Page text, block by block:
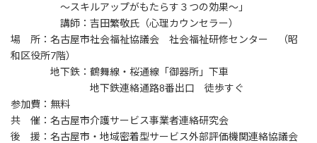
～スキルアップがもたらす３つの効果～」
講師：吉田繁敬氏（心理カウンセラー）
場 所：名古屋市社会福祉協議会 社会福祉研修センター （昭
和区役所7階）
地下鉄：鶴舞線・桜通線「御器所」下車
地下鉄連絡通路8番出口 徒歩すぐ
参加費：無料
共 催：名古屋市介護サービス事業者連絡研究会
後 援：名古屋市・地域密着型サービス外部評価機関連絡協議会